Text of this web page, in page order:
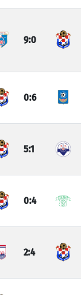
9:0
0:6
5:1
0:4
2:4